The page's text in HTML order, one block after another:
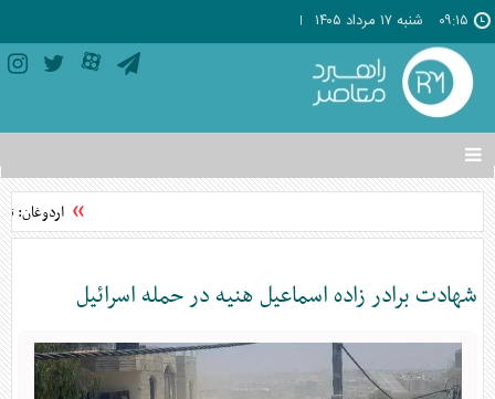
۰۹:۱۵ شنبه ۱۷ مرداد ۱۴۰۵
تغییر
وضعیت
منوی
ها
اردوغان:
شهادت برادر زاده اسماعیل هنیه در حمله اسرائیل